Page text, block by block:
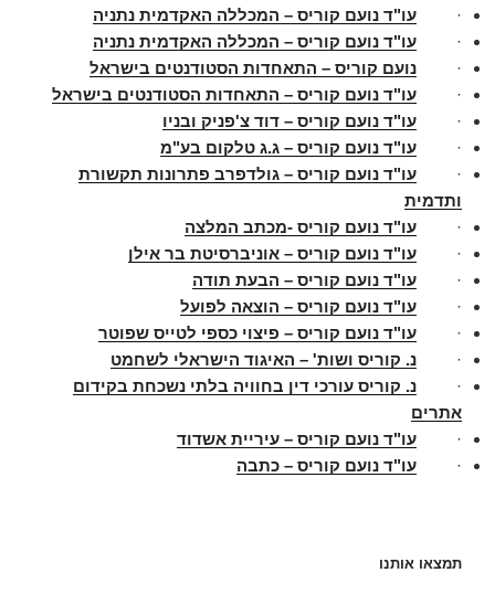
· עו"ד נועם קוריס – המכללה האקדמית נתניה
· עו"ד נועם קוריס – המכללה האקדמית נתניה
· נועם קוריס – התאחדות הסטודנטים בישראל
· עו"ד נועם קוריס – התאחדות הסטודנטים בישראל
· עו"ד נועם קוריס – דוד צ'פניק ובניו
· עו"ד נועם קוריס – ג.ג טלקום בע"מ
· עו"ד נועם קוריס – גולדפרב פתרונות תקשורת
ותדמית
· עו"ד נועם קוריס -מכתב המלצה
· עו"ד נועם קוריס – אוניברסיטת בר אילן
· עו"ד נועם קוריס – הבעת תודה
· עו"ד נועם קוריס – הוצאה לפועל
· עו"ד נועם קוריס – פיצוי כספי לטייס שפוטר
· נ. קוריס ושות' – האיגוד הישראלי לשחמט
· נ. קוריס עורכי דין בחוויה בלתי נשכחת בקידום
אתרים
· עו"ד נועם קוריס – עיריית אשדוד
· עו"ד נועם קוריס – כתבה
תמצאו אותנו